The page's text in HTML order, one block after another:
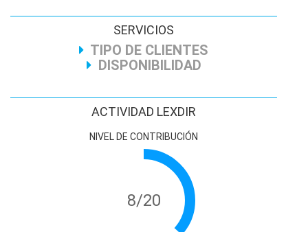
SERVICIOS
TIPO DE CLIENTES
DISPONIBILIDAD
ACTIVIDAD LEXDIR
NIVEL DE CONTRIBUCIÓN
8/20